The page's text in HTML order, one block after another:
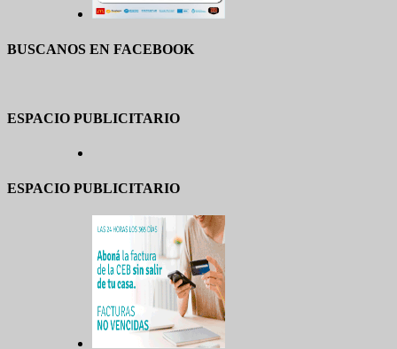
BUSCANOS EN FACEBOOK
ESPACIO PUBLICITARIO
ESPACIO PUBLICITARIO